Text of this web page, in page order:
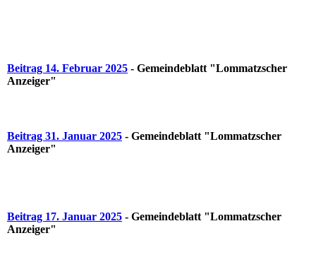
Beitrag 14. Februar 2025 - Gemeindeblatt "Lommatzscher
Anzeiger"
Beitrag 31. Januar 2025 - Gemeindeblatt "Lommatzscher
Anzeiger"
Beitrag 17. Januar 2025 - Gemeindeblatt "Lommatzscher
Anzeiger"